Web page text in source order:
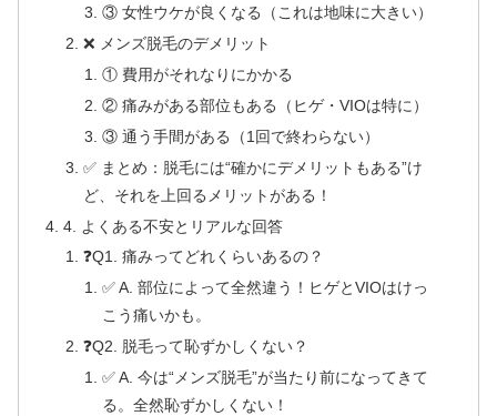
③ 女性ウケが良くなる（これは地味に大きい）
❌ メンズ脱毛のデメリット
① 費用がそれなりにかかる
② 痛みがある部位もある（ヒゲ・VIOは特に）
③ 通う手間がある（1回で終わらない）
✅ まとめ：脱毛には“確かにデメリットもある”け
ど、それを上回るメリットがある！
4. よくある不安とリアルな回答
❓Q1. 痛みってどれくらいあるの？
✅ A. 部位によって全然違う！ヒゲとVIOはけっ
こう痛いかも。
❓Q2. 脱毛って恥ずかしくない？
✅ A. 今は“メンズ脱毛”が当たり前になってきて
る。全然恥ずかしくない！